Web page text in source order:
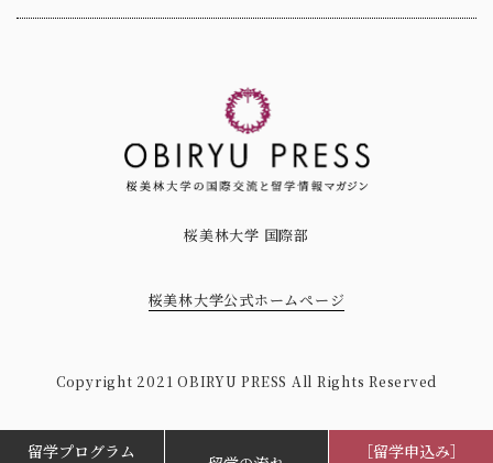
留学プログラム ［留学申込み］
桜美林大学 国際部
桜美林大学公式ホームページ
Copyright 2021 OBIRYU PRESS All Rights Reserved